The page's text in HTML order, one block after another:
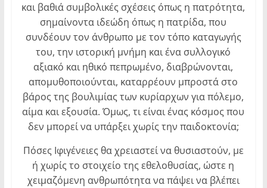
και βαθιά συμβολικές σχέσεις όπως η πατρότητα,
σημαίνοντα ιδεώδη όπως η πατρίδα, που
συνδέουν τον άνθρωπο με τον τόπο καταγωγής
του, την ιστορική μνήμη και ένα συλλογικό
αξιακό και ηθικό πεπρωμένο, διαβρώνονται,
απομυθοποιούνται, καταρρέουν μπροστά στο
βάρος της βουλιμίας των κυρίαρχων για πόλεμο,
αίμα και εξουσία. Όμως, τι είναι ένας κόσμος που
δεν μπορεί να υπάρξει χωρίς την παιδοκτονία;
Πόσες Ιφιγένειες θα χρειαστεί να θυσιαστούν, με
ή χωρίς το στοιχείο της εθελοθυσίας, ώστε η
χειμαζόμενη ανθρωπότητα να πάψει να βλέπει